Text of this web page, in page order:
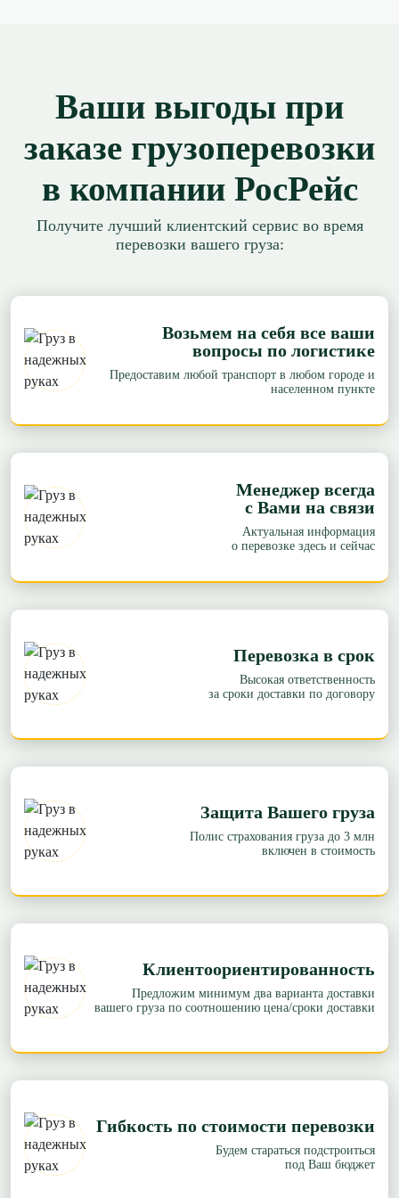
Ваши выгоды при
заказе грузоперевозки
в компании РосРейс
Получите лучший клиентский сервис во время
перевозки вашего груза:
Возьмем на себя все ваши
вопросы по логистике
Предоставим любой транспорт в любом городе и
населенном пункте
Менеджер всегда
с Вами на связи
Актуальная информация
о перевозке здесь и сейчас
Перевозка в срок
Высокая ответственность
за сроки доставки по договору
Защита Вашего груза
Полис страхования груза до 3 млн
включен в стоимость
Клиентоориентированность
Предложим минимум два варианта доставки
вашего груза по соотношению цена/сроки доставки
Гибкость по стоимости перевозки
Будем стараться подстроиться
под Ваш бюджет